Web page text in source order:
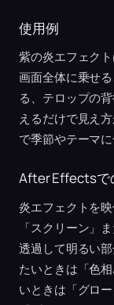
使用例
紫の炎エフェク
画面全体に乗せ
る、テロップの
えるだけで見え
で季節やテーマ
After Effectsで
炎エフェクトを
「スクリーン」
透過して明るい
たいときは「色
いときは「グロ